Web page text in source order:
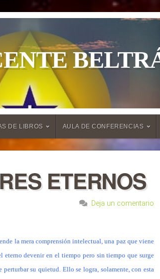
DE LIBROS AULA DE CONFERENCIAS
ETERNOS
Deja un comentario
la mera comprensión intelectual, una paz que viene
eterno devenir en el tiempo pero sin tiempo que surge
su quietud. Ello se logra, solamente, con esta